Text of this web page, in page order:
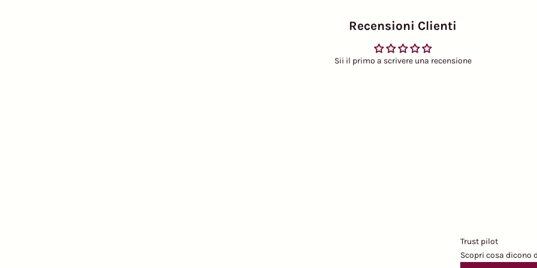
Recensioni Clienti
Sii il primo a scrivere una recensione
Trust pilot
Scopri cosa dicono